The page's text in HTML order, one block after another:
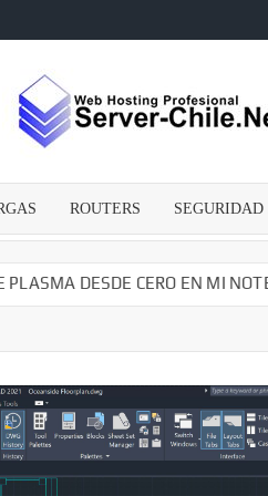
–
Dvr –
ROUTERS SEGURIDAD
DESDE CERO EN MI NOTEBOOK